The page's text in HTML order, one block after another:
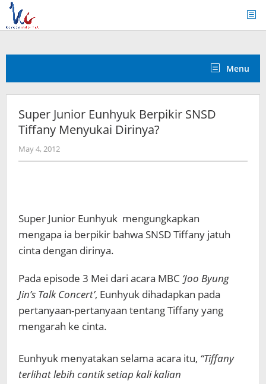
Skip
content
Menu
Super Junior Eunhyuk Berpikir SNSD
Tiffany Menyukai Dirinya?
May 4, 2012by
Koreanindo
Super Junior Eunhyuk mengungkapkan
mengapa ia berpikir bahwa SNSD Tiffany jatuh
cinta dengan dirinya.
Pada episode 3 Mei dari acara MBC ‘Joo Byung
Jin’s Talk Concert’, Eunhyuk dihadapkan pada
pertanyaan-pertanyaan tentang Tiffany yang
mengarah ke cinta.
Eunhyuk menyatakan selama acara itu, “Tiffany
terlihat lebih cantik setiap kali kalian